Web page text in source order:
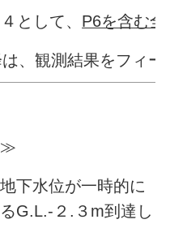
として、 P6を含む
、観測結果をフィ
≫
下水位が一時的に
G.L.-２.３m到達し